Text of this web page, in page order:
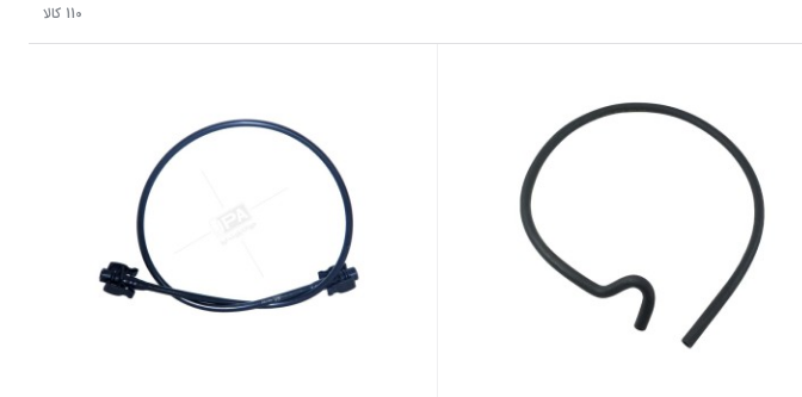
110 کالا